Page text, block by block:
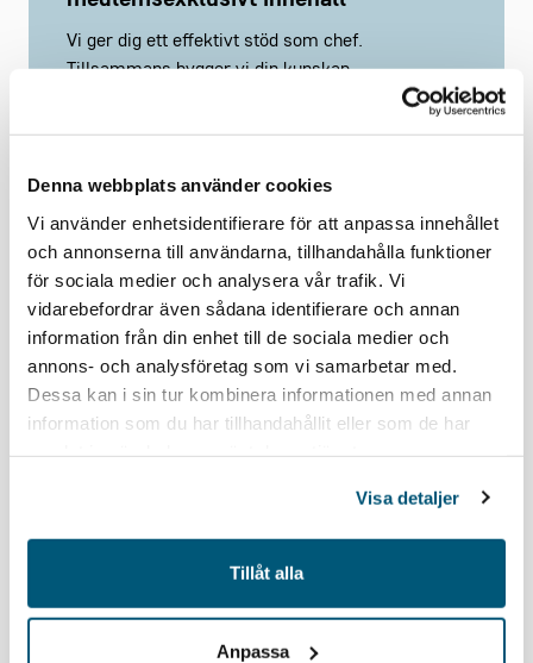
Denna webbplats använder cookies
Vi använder enhetsidentifierare för att anpassa innehållet
och annonserna till användarna, tillhandahålla funktioner
för sociala medier och analysera vår trafik. Vi
vidarebefordrar även sådana identifierare och annan
information från din enhet till de sociala medier och
annons- och analysföretag som vi samarbetar med.
Dessa kan i sin tur kombinera informationen med annan
information som du har tillhandahållit eller som de har
Visa detaljer
Tillåt alla
Anpassa
Vi ger dig ett effektivt stöd som chef.
Tillsammans bygger vi din kunskap.
Ta del av branschanpassade kollektivavtal som
Problem med inloggningen? Mejla oss på